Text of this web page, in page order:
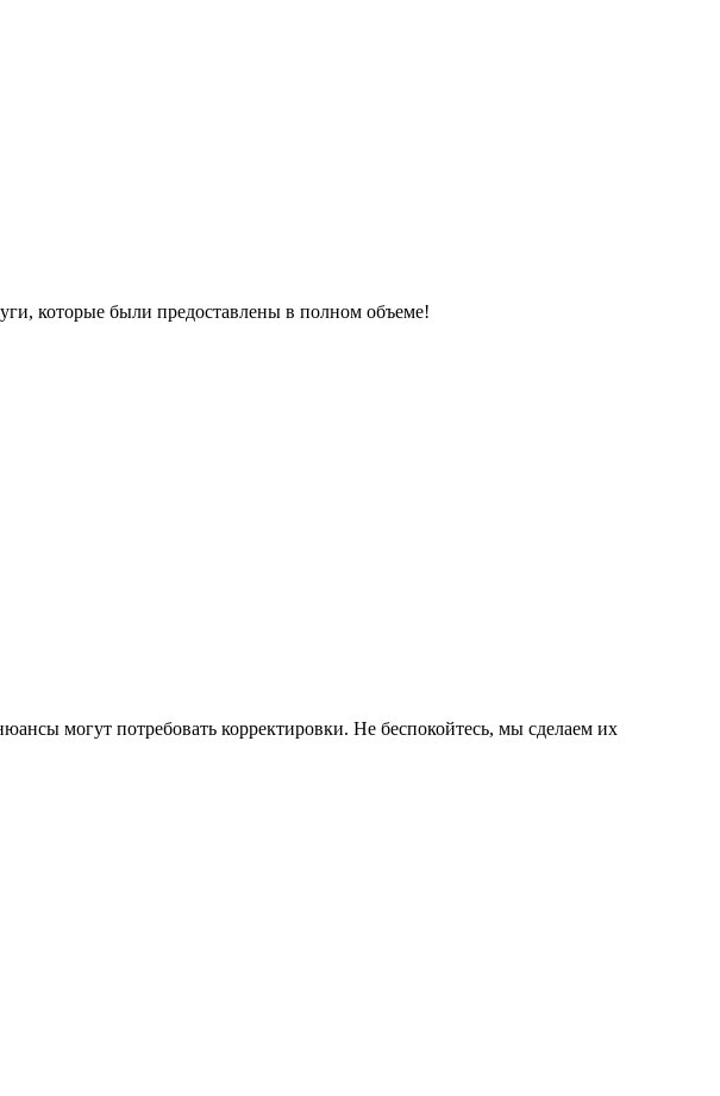
которые были предоставлены в полном объеме!
могут потребовать корректировки. Не беспокойтесь, мы сделаем их